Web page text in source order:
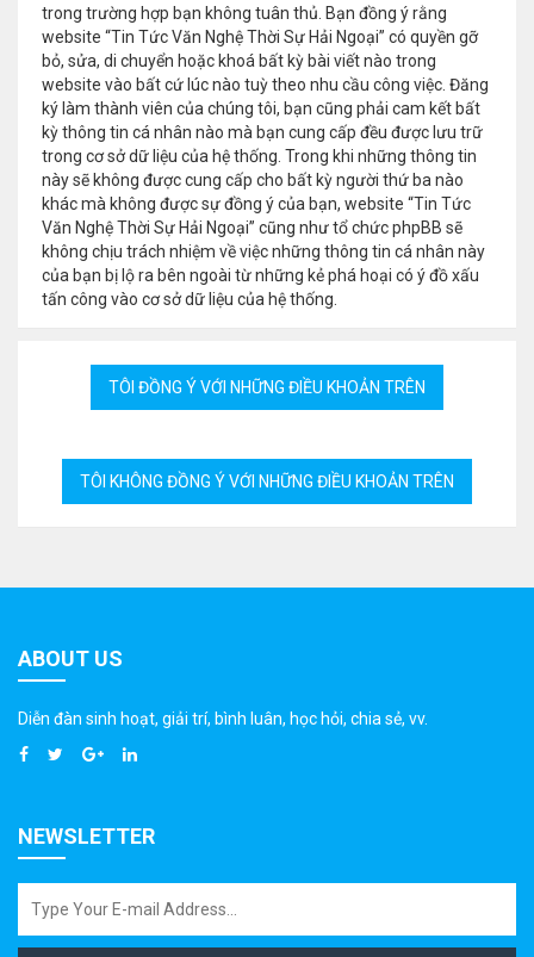
trong trường hợp bạn không tuân thủ. Bạn đồng ý rằng
website “Tin Tức Văn Nghệ Thời Sự Hải Ngoại” có quyền gỡ
bỏ, sửa, di chuyển hoặc khoá bất kỳ bài viết nào trong
website vào bất cứ lúc nào tuỳ theo nhu cầu công việc. Đăng
ký làm thành viên của chúng tôi, bạn cũng phải cam kết bất
kỳ thông tin cá nhân nào mà bạn cung cấp đều được lưu trữ
trong cơ sở dữ liệu của hệ thống. Trong khi những thông tin
này sẽ không được cung cấp cho bất kỳ người thứ ba nào
khác mà không được sự đồng ý của bạn, website “Tin Tức
Văn Nghệ Thời Sự Hải Ngoại” cũng như tổ chức phpBB sẽ
không chịu trách nhiệm về việc những thông tin cá nhân này
của bạn bị lộ ra bên ngoài từ những kẻ phá hoại có ý đồ xấu
tấn công vào cơ sở dữ liệu của hệ thống.
ABOUT US
Diễn đàn sinh hoạt, giải trí, bình luân, học hỏi, chia sẻ, vv.
NEWSLETTER